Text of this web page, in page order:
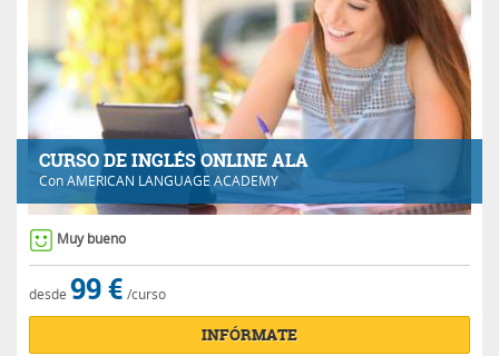
CURSO DE INGLÉS ONLINE ALA
ConAMERICAN LANGUAGE ACADEMY
Muy bueno
desde 99 € /curso
INFÓRMATE